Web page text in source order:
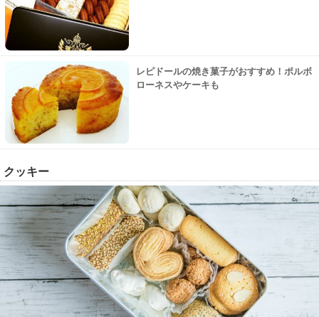
レピドールの焼き菓子がおすすめ！ポルボ
ローネスやケーキも
クッキー